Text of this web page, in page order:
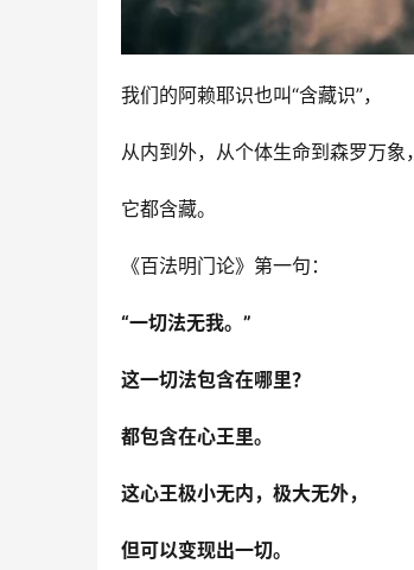
我们的阿赖耶识也叫“含藏识”，
从内到外，从个体生命到森罗万象，
它都含藏。
《百法明门论》第一句：
“一切法无我。”
这一切法包含在哪里？
都包含在心王里。
这心王极小无内，极大无外，
但可以变现出一切。